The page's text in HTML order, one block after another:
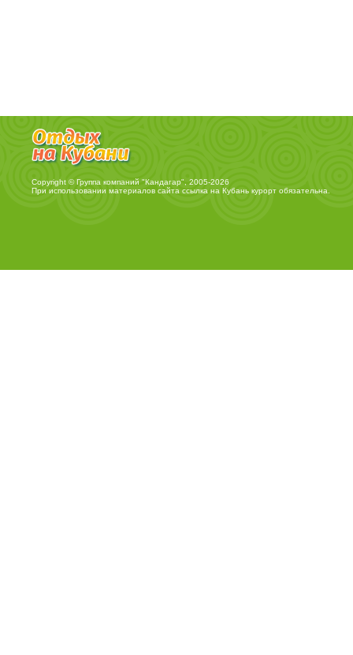
Copyright © Группа компаний "Кандагар", 2005-2026
При использовании материалов сайта ссылка на Кубань курортобязательна.